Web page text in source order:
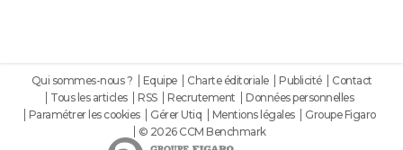
Qui sommes-nous ? Equipe Charte éditoriale Publicité
Contact
Tous les articles
RSS Recrutement
Données personnelles
Paramétrer les cookies
Gérer Utiq Mentions légales
Groupe Figaro
© 2026 CCM Benchmark